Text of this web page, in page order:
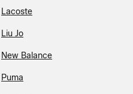
Lacoste
Liu Jo
New Balance
Puma